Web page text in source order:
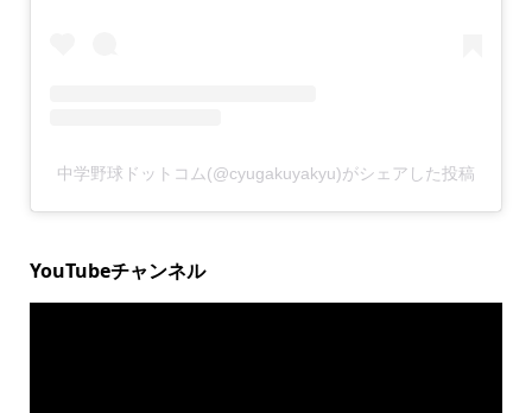
中学野球ドットコム(@cyugakuyakyu)がシェアした投稿
YouTubeチャンネル